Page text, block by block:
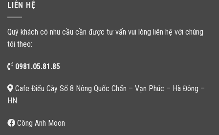
LIÊN HỆ
Quý khách có nhu cầu cần được tư vấn vui lòng liên hệ với chúng
tôi theo:
0981.05.81.85
Cafe Điếu Cày Số 8 Nông Quốc Chấn – Vạn Phúc – Hà Đông –
HN
Công Anh Moon